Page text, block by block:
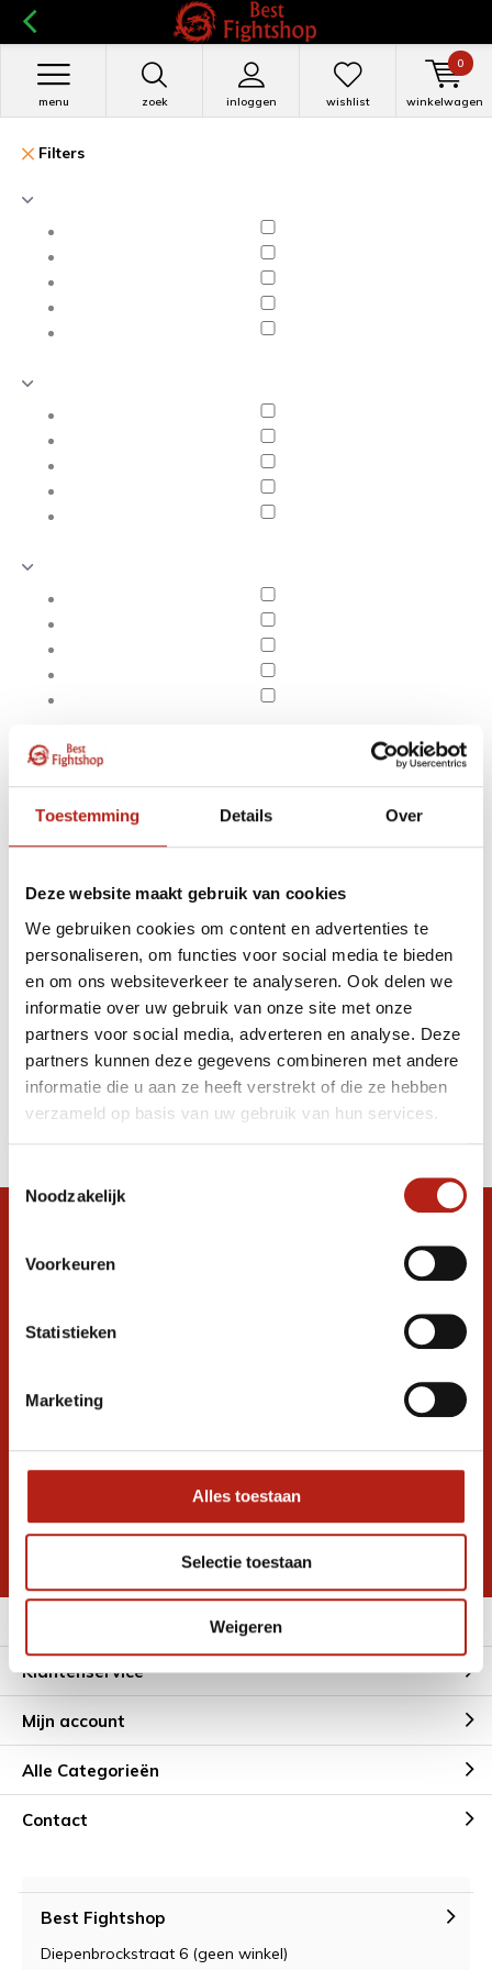
Toestemming Details Over
Deze website maakt gebruik van cookies
We gebruiken cookies om content en advertenties te
personaliseren, om functies voor social media te bieden
en om ons websiteverkeer te analyseren. Ook delen we
informatie over uw gebruik van onze site met onze
partners voor social media, adverteren en analyse. Deze
partners kunnen deze gegevens combineren met andere
informatie die u aan ze heeft verstrekt of die ze hebben
verzameld op basis van uw gebruik van hun services.
Noodzakelijk
Voorkeuren
Statistieken
Marketing
Alles toestaan
Selectie toestaan
Weigeren
zoek inloggen
menu wishlist winkelwagen
0
Filters
Apply filters
Producten getagd met
Beenspreider /
Strechingmachine zwart - met lichte
schade OP=OP
Producten
Filter
Stel je vraag in de chat, en we helpen je
Volg ons
promoties
korting
* Lees hier de wettelijke beperkingen
Klantenservice
Mijn account
Alle Categorieën
Contact
Best Fightshop
Diepenbrockstraat 6 (geen winkel)